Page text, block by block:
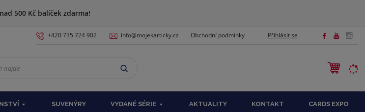
500 Kč balíček zdarma!
+420 735 724 902 info@mojekarticky.cz Obchodní podmínky Přihlásit se
SUVENÝRY VYDANÉ SÉRIE AKTUALITY KONTAKT CARDS EXPO